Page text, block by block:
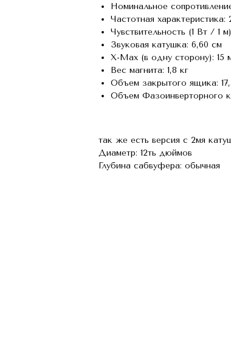
Номинальное
Частотная характеристика:
Чувствительность (1 Вт / 1
Звуковая катушка: 6,60 см
X-Max (в одну сторону): 15
Вес магнита: 1,8 кг
Объем закрытого ящика:
Объем Фазоинверторного
так же есть версия с 2мя
Диаметр: 12ть дюймов
Глубина сабвуфера: обычная